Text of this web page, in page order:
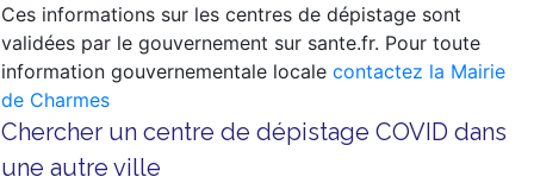
Ces informations sur les centres de dépistage sont
validées par le gouvernement sur sante.fr. Pour toute
information gouvernementale locale contactez la Mairie
de Charmes
Chercher un centre de dépistage COVID dans
une autre ville